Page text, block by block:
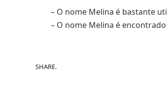
– O nome Melina é bastante
– O nome Melina é
SHARE.